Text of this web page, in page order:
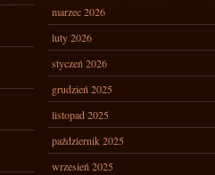
marzec 2026
luty 2026
styczeń 2026
grudzień 2025
listopad 2025
październik 2025
wrzesień 2025